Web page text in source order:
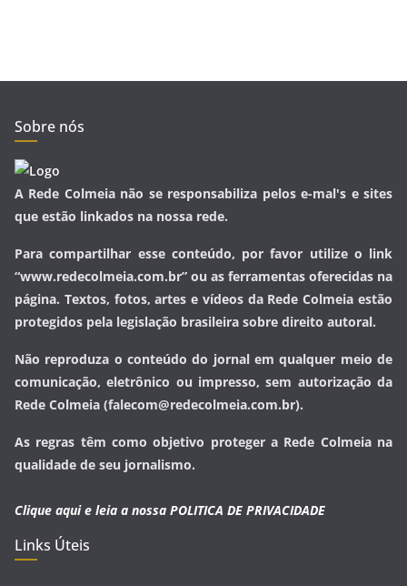
Sobre nós
A Rede Colmeia não se responsabiliza pelos e-mal's e sites
que estão linkados na nossa rede.
Para compartilhar esse conteúdo, por favor utilize o link
“www.redecolmeia.com.br” ou as ferramentas oferecidas na
página. Textos, fotos, artes e vídeos da Rede Colmeia estão
protegidos pela legislação brasileira sobre direito autoral.
Não reproduza o conteúdo do jornal em qualquer meio de
comunicação, eletrônico ou impresso, sem autorização da
Rede Colmeia (falecom@redecolmeia.com.br).
As regras têm como objetivo proteger a Rede Colmeia na
qualidade de seu jornalismo.
Clique aqui e leia a nossa POLITICA DE PRIVACIDADE
Links Úteis